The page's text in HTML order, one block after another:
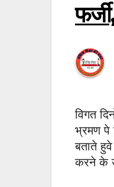
विगत
भ्रमण पे
बताते
करने के